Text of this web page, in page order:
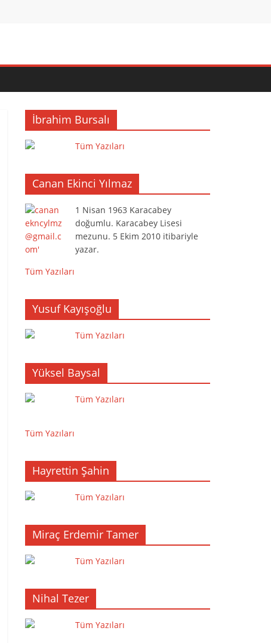
İbrahim Bursalı
Tüm Yazıları
Canan Ekinci Yılmaz
1 Nisan 1963 Karacabey
doğumlu. Karacabey Lisesi
mezunu. 5 Ekim 2010 itibariyle
yazar.
Tüm Yazıları
Yusuf Kayışoğlu
Tüm Yazıları
Yüksel Baysal
Tüm Yazıları
Tüm Yazıları
Hayrettin Şahin
Tüm Yazıları
Miraç Erdemir Tamer
Tüm Yazıları
Nihal Tezer
Tüm Yazıları